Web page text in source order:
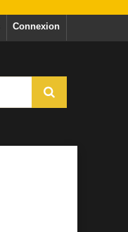
Connexion